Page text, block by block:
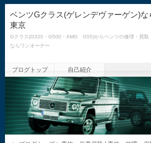
ベンツGクラス(ゲレンデヴァーゲン)
東京
Gクラス(G320・G500・AMG G55)からベンツの修理・買取
ならワンオーナー
ブログトップ 自己紹介